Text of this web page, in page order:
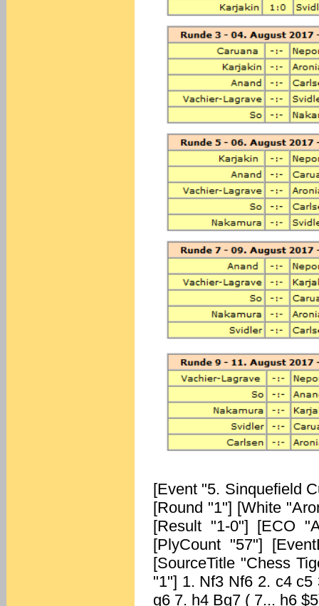
[Event "5. Sinquefield Cup"] [Site "Saint Louis"] [Date "2017.08.02"] [Round "1"] [White "Aronian, Levon"] [Black "Nepomniachtchi, Ian"] [Result "1-0"] [ECO "A34"] [WhiteElo "2799"] [BlackElo "2751"] [PlyCount "57"] [EventDate "2017.??.??"] [EventCountry "USA"] [SourceTitle "Chess Tigers"] [Source "ChessBase"] [SourceQuality "1"] 1. Nf3 Nf6 2. c4 c5 3. Nc3 d5 4. cxd5 Nxd5 5. e3 Nxc3 6. bxc3 g6 7. h4 Bg7 ( 7... h6 $5) 8. h5 Nc6 9. Ba3 $146 (9. Rb1 Qc7 10. d4 Bd7 11. Bd3 Rd8 12. Qc2 Bg4 13. Ng5 cxd4 14. Qb3 e6 15. exd4 Rd7 16. Ne4 O-O 17. hxg6 hxg6 18. Bg5 f6 19. Be3 Na5 20. Qc2 b6 21. f3 Bf5 22. Rc1 Nc4 23. Bf2 Rc8 24. Qe2 e5 25. O-O Rdd8 26. Bh4 Rf8 27. g4 Be6 28. f4 exf4 29. Nc5 Bf7 30. Ne6 Qd6 31. Nxf8 Bxf8 32. Qh2 Qe6 33. Qxf4 Bd6 34. Bxc4 Rxc4 35. Qf3 g5 36. Rce1 Qd7 37. Bg3 Be7 38. Rf2 Bd8 39. Re3 b5 40. Qe4 Kg7 41. Qf5 Qxf5 42. Rxf5 b4 43. Rc5 Rxc3 44. Rexc3 bxc3 45. Rxc3 Bxa2 46. Ra3 Be6 47. Rxa7+ Kf8 48. Bc7 Be7 49. Bb6 Ke8 50. Bc5 Bd8 51. Kf2 Bxg4 52. d5 Bc8 53. Rg7 f5 54. Rg8+ Kd7 55. Rg7+ Ke8 56. Rg8+ Kd7 57. Rf8 f4 58. Kf3 Ba6 59. Ke4 Bf1 60. Rf7+ Ke8 61. Rf8+ Kd7 62. Rf7+ Ke8 63. Rh7 Bf6 64. d6 Bb5 65. Kf5 Bc3 66. Re7+ {1-0 Svidler (2740) - Nepomniachtchi (2702), Nizhnij Novgorod 2013}) 9... Qa5 10. Rh4 Bd7 11. Qb3 O-O 12. hxg6 hxg6 13. Qxb7 Rfd8 14. Qa6 Bxc3 15. Qxa5 Bxa5 16. Bxc5 Be6 17. Bb5 Ne5 18. Nd4 Rd5 19. Bxe7 Kg7 20. f4 Nd7 21. f5 Bxf5 22. Bc6 Re5 23. Nxf5+ gxf5 24. Bg5 Kg6 25. Bf4 Rd8 26. Bxd7 Rc5 27. Rh6+ Kg7 28. Rd6 Bc7 29. Rc6 1-0 [Event "5. Sinquefield Cup"] [Site "Saint Louis"] [Date "2017.08.02"] [Round "1"] [White "Anand, Viswanathan"] [Black "Nakamura, Hikaru"] [Result "1/2-1/2"] [ECO "C65"] [WhiteElo "2783"] [BlackElo "2792"] [PlyCount "60"] [EventDate "2017.??.??"] [EventCountry "USA"] [Source "ChessBase"] [SourceQuality "1"] 1. e4 e5 2. Nf3 Nc6 3. Bb5 Nf6 4. d3 Bc5 5. c3 O-O 6. Bg5 h6 7. Bh4 Re8 (7... Be7 8. O-O d6 9. Nbd2 Nh5 10. Bxe7 Qxe7 11. Nc4 Nf4 12. Ne3 Qf6 13. g3 Nh3+ 14. Kh1 Ne7 15. Bc4 c6 16. Bb3 Ng6 17. Qe2 a5 18. a4 Be6 19. Bxe6 fxe6 20. Nd2 d5 21. Qh5 Ng5 22. h4 Nf3 23. Nxf3 Qxf3+ 24. Qxf3 Rxf3 25. Kg2 Rf7 26. Rfe1 h5 27. Nf1 Kf8 28. Nd2 Ke7 29. Re2 Kd6 30. Nf3 Raf8 31. Ng5 Re7 32. Rae1 Rfe8 33. Nf3 Nh8 34. d4 exd4 35. Nxd4 g6 36. Re3 Nf7 37. e5+ Kd7 38. Rf3 Nh6 39. Rf6 Rg7 40. b4 axb4 41. cxb4 Ng8 42. Rf3 Nh6 43. a5 Nf5 44. Nb3 Kc7 45. Nc5 Kb8 46. Rb1 Ka7 47. Rd3 Rc7 48. Ra3 Nd4 49. Rd1 Nf5 50. Kh3 Nh6 51. f3 Rf7 52. Rd4 Nf5 53. Rd2 Rh7 54. Rb3 Ree7 55. Rdd3 Rh8 56. Rb1 Rhh7 57. b5 cxb5 58. Rxb5 d4 59. Rb6 Rc7 60. Nxe6 Rc3 61. Nf4 Rhc7 62. Nd5 Rxd3 63. Nxc7 Kb8 64. Nb5 Kc8 65. Rxg6 Rxf3 66. Kg2 Rb3 67. Nd6+ Nxd6 68. Rxd6 Re3 69. e6 Kc7 70. Rxd4 Rxe6 71. Rd5 Rh6 72. Kf3 Kb8 73. Kf4 Ka7 74. Kg5 Rh8 75. Kf6 {1-0 Carlsen (2853) - Karjakin (2772), New York 2016}) (7... g5 8. Bg3 d6 9. Nbd2 a6 10. Bxc6 bxc6 11. O-O Ba7 12. d4 g4 13. Bh4 gxf3 14. Qxf3 Kg7 15. Qg3+ Kh7 16. Qf3 Kg7 17. Qg3+ {½-½ Anand (2788) - Topalov (2788), San Luis 2005}) 8. Nbd2 Be7 (8... a6 9. Ba4 Ba7 10. O-O d6 11. Re1 Bd7 12. Nf1 Kh8 13. Ne3 Rg8 14. Bb3 g5 15. Bg3 Rg7 16. Nd5 Nxd5 17. Bxd5 h5 18. h4 Bg4 19. hxg5 f6 20. Qb3 Na5 21. Qc2 c6 22. Bc4 fxg5 23. Nh2 Bd7 24. Nf1 g4 25. Bh2 h4 26. g3 Qf6 27. Ne3 Rf8 28. Qe2 Qh6 29. Qf1 Nxc4 30. dxc4 Rgf7 31. Rad1 Rxf2 32. Qxf2 Rxf2 33. Kxf2 hxg3+ 34. Bxg3 Qf6+ 35. Kg1 Qf3 36. Kh2 Bxe3 37. Rxd6 Bf4 {0-1 Efimenko (2637) - Vallejo Pons (2674), Khanty-Mansiysk 2005}) 9. Bg3 $146 (9. Nc4 d5 10. Bxc6 bxc6 11. Ncxe5 Bd6 12. Nxc6 Qd7 13.